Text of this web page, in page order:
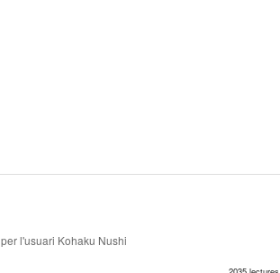
per l'usuari Kohaku Nushi